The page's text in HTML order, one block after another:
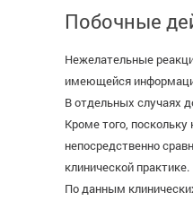
Побочные
Нежелательные
имеющейся
В отдельных случаях
Кроме того,
непосредственно
клинической практике.
По данным